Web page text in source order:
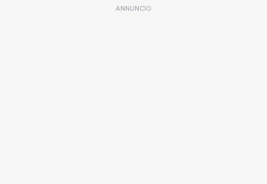
ANNUNCIO